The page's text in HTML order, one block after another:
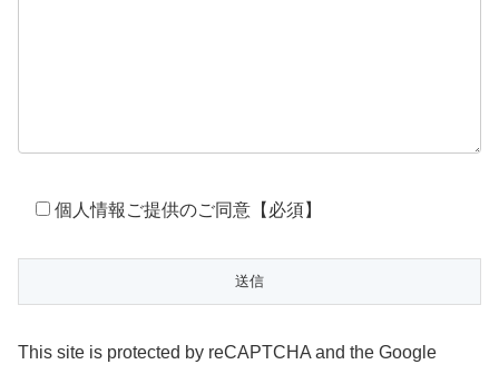
個人情報ご提供のご同意【必須】
This site is protected by reCAPTCHA and the Google